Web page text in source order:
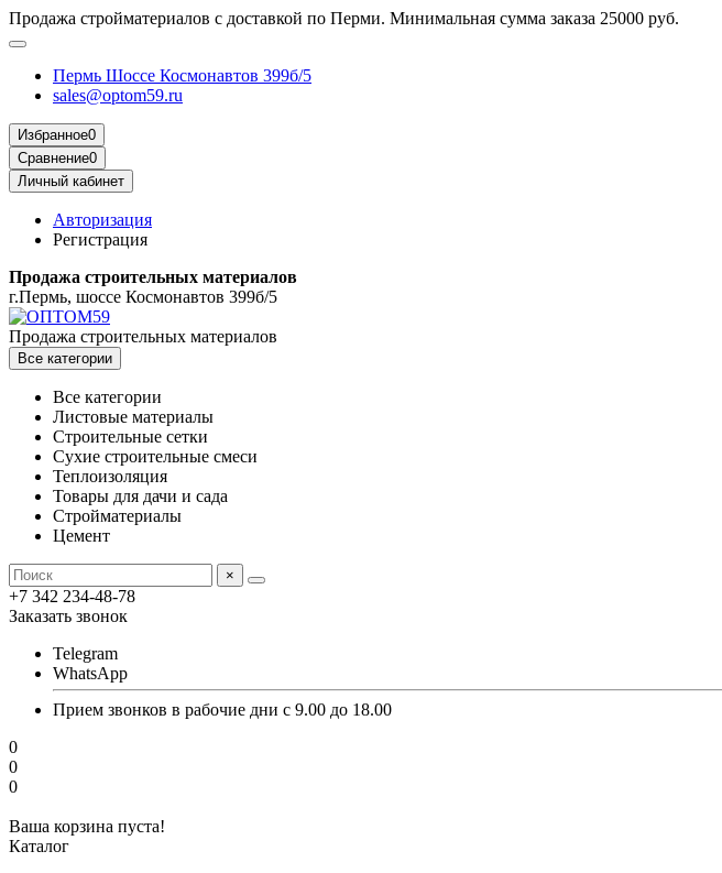
Продажа стройматериалов с доставкой по Перми. Минимальная сумма заказа 25000 руб.
Пермь Шоссе Космонавтов 399б/5
sales@optom59.ru
Избранное0
Сравнение0
Личный кабинет
Авторизация
Регистрация
Продажа строительных материалов
г.Пермь, шоссе Космонавтов 399б/5
Продажа строительных материалов
Все категории
Все категории
Листовые материалы
Строительные сетки
Сухие строительные смеси
Теплоизоляция
Товары для дачи и сада
Стройматериалы
Цемент
×
+7 342 234-48-78
Заказать звонок
Telegram
WhatsApp
Прием звонков в рабочие дни с 9.00 до 18.00
0
0
0
Ваша корзина пуста!
Каталог